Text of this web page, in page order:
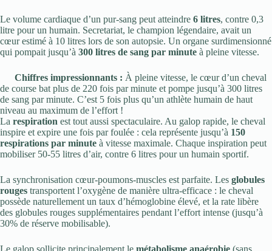
Le volume cardiaque d’un pur-sang peut atteindre 6 litres, contre 0,3
litre pour un humain. Secretariat, le champion légendaire, avait un
cœur estimé à 10 litres lors de son autopsie. Un organe surdimensionné
qui pompait jusqu’à 300 litres de sang par minute à pleine vitesse.
Chiffres impressionnants : À pleine vitesse, le cœur d’un cheval
de course bat plus de 220 fois par minute et pompe jusqu’à 300 litres
de sang par minute. C’est 5 fois plus qu’un athlète humain de haut
niveau au maximum de l’effort !
La respiration est tout aussi spectaculaire. Au galop rapide, le cheval
inspire et expire une fois par foulée : cela représente jusqu’à 150
respirations par minute à vitesse maximale. Chaque inspiration peut
mobiliser 50-55 litres d’air, contre 6 litres pour un humain sportif.
La synchronisation cœur-poumons-muscles est parfaite. Les globules
rouges transportent l’oxygène de manière ultra-efficace : le cheval
possède naturellement un taux d’hémoglobine élevé, et la rate libère
des globules rouges supplémentaires pendant l’effort intense (jusqu’à
30% de réserve mobilisable).
Le galop sollicite principalement le métabolisme anaérobie (sans